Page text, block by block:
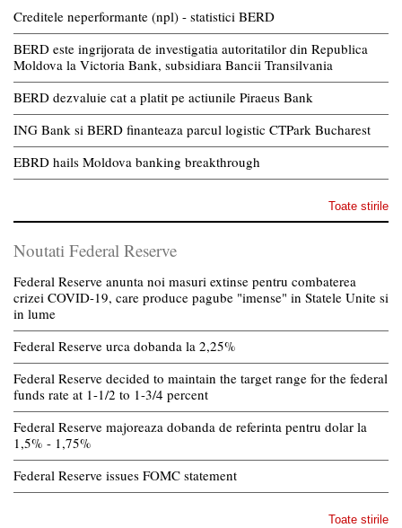
Creditele neperformante (npl) - statistici BERD
BERD este ingrijorata de investigatia autoritatilor din Republica
Moldova la Victoria Bank, subsidiara Bancii Transilvania
BERD dezvaluie cat a platit pe actiunile Piraeus Bank
ING Bank si BERD finanteaza parcul logistic CTPark Bucharest
EBRD hails Moldova banking breakthrough
Toate stirile
Noutati Federal Reserve
Federal Reserve anunta noi masuri extinse pentru combaterea
crizei COVID-19, care produce pagube "imense" in Statele Unite si
in lume
Federal Reserve urca dobanda la 2,25%
Federal Reserve decided to maintain the target range for the federal
funds rate at 1-1/2 to 1-3/4 percent
Federal Reserve majoreaza dobanda de referinta pentru dolar la
1,5% - 1,75%
Federal Reserve issues FOMC statement
Toate stirile